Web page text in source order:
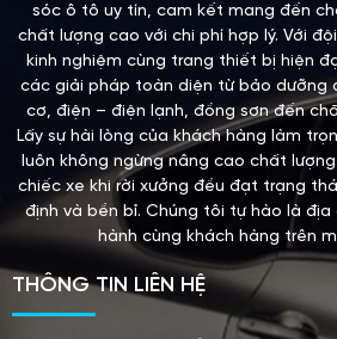
sóc ô tô uy tín, cam kết mang đến
chất lượng cao với chi phí hợp lý. Với
kinh nghiệm cùng trang thiết bị hiện
các giải pháp toàn diện từ bảo dưỡng
cơ, điện – điện lạnh, đồng sơn đến
Lấy sự hài lòng của khách hàng làm
luôn không ngừng nâng cao chất
chiếc xe khi rời xưởng đều đạt trạng
định và bền bỉ. Chúng tôi tự hào là
hành cùng khách hàng trên
THÔNG TIN LIÊN HỆ